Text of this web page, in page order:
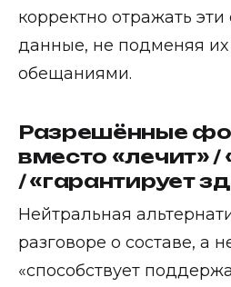
корректно отражать
данные, не подменяя
обещаниями.
Разрешённые
вместо «лечит» /
/ «гарантирует
Нейтральная
разговоре о составе, а
«способствует